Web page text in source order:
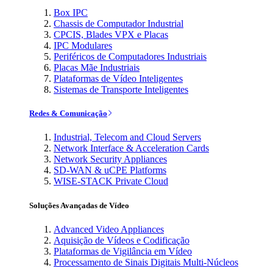
Box IPC
Chassis de Computador Industrial
CPCIS, Blades VPX e Placas
IPC Modulares
Periféricos de Computadores Industriais
Placas Mãe Industriais
Plataformas de Vídeo Inteligentes
Sistemas de Transporte Inteligentes
Redes & Comunicação
Industrial, Telecom and Cloud Servers
Network Interface & Acceleration Cards
Network Security Appliances
SD-WAN & uCPE Platforms
WISE-STACK Private Cloud
Soluções Avançadas de Vídeo
Advanced Video Appliances
Aquisição de Vídeos e Codificação
Plataformas de Vigilância em Vídeo
Processamento de Sinais Digitais Multi-Núcleos